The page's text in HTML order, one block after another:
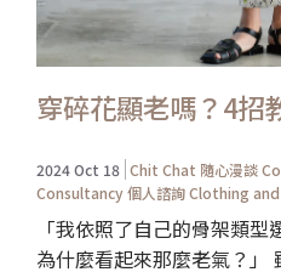
穿碎花顯老嗎？4招
2024 Oct 18 Chit Chat 隨心漫談
Consultancy 個人諮詢Clothing
「我依照了自己的骨架類
為什麼看起來那麼老氣？」